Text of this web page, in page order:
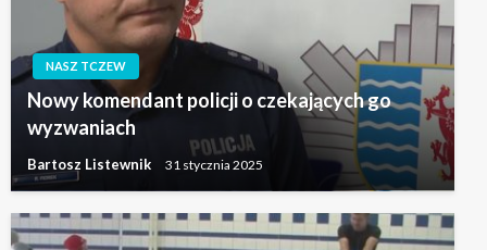
NASZ TCZEW
Nowy komendant policji o czekających go
wyzwaniach
Bartosz Listewnik 31 stycznia 2025